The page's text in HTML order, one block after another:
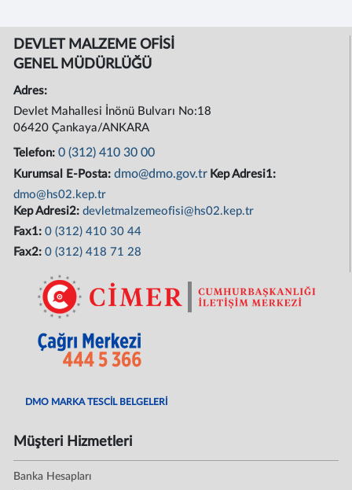
DEVLET MALZEME OFİSİ
GENEL MÜDÜRLÜĞÜ
Adres:
Devlet Mahallesi İnönü Bulvarı No:18
06420 Çankaya/ANKARA
Telefon:0 (312) 410 30 00
Kurumsal E-Posta:dmo@dmo.gov.tr Kep Adresi1:
dmo@hs02.kep.tr
Kep Adresi2:devletmalzemeofisi@hs02.kep.tr
Fax1:0 (312) 410 30 44
Fax2:0 (312) 418 71 28
DMO MARKA TESCİL BELGELERİ
Müşteri Hizmetleri
Banka Hesapları